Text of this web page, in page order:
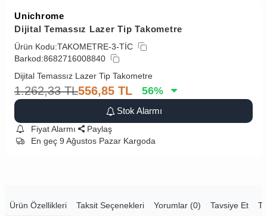
Unichrome
Dijital Temassız Lazer Tip Takometre
Ürün Kodu:TAKOMETRE-3-TİC
Barkod:8682716008840
Dijital Temassız Lazer Tip Takometre
1.262,33 TL556,85 TL 56%
Stok Alarmı
Fiyat Alarmı
Paylaş
En geç 9 Ağustos Pazar Kargoda
Ürün Özellikleri Taksit Seçenekleri Yorumlar (0) Tavsiye Et